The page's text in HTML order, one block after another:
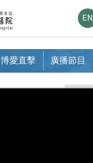
EN
博愛直擊 廣播節目